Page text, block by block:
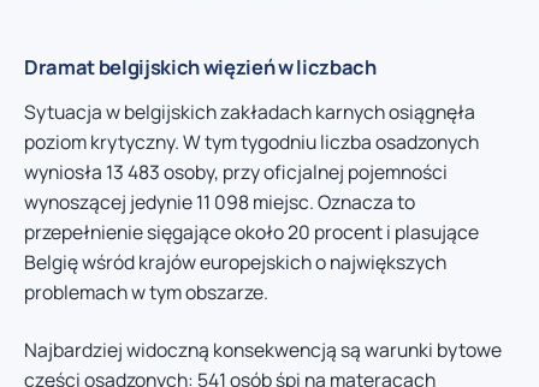
Dramat belgijskich więzień w liczbach
Sytuacja w belgijskich zakładach karnych osiągnęła
poziom krytyczny. W tym tygodniu liczba osadzonych
wyniosła 13 483 osoby, przy oficjalnej pojemności
wynoszącej jedynie 11 098 miejsc. Oznacza to
przepełnienie sięgające około 20 procent i plasujące
Belgię wśród krajów europejskich o największych
problemach w tym obszarze.
Najbardziej widoczną konsekwencją są warunki bytowe
części osadzonych: 541 osób śpi na materacach